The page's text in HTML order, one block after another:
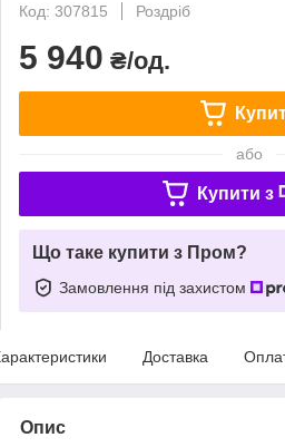
Код: 307815
Роздріб
5 940 ₴/од.
або
Купити з
Що таке купити з Пром?
Замовлення під захистом
Доставка
Опис